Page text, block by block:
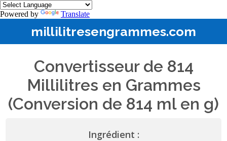
Powered by Translate
millilitresengrammes.com
Convertisseur de 814
Millilitres en Grammes
(Conversion de 814 ml en g)
Ingrédient :